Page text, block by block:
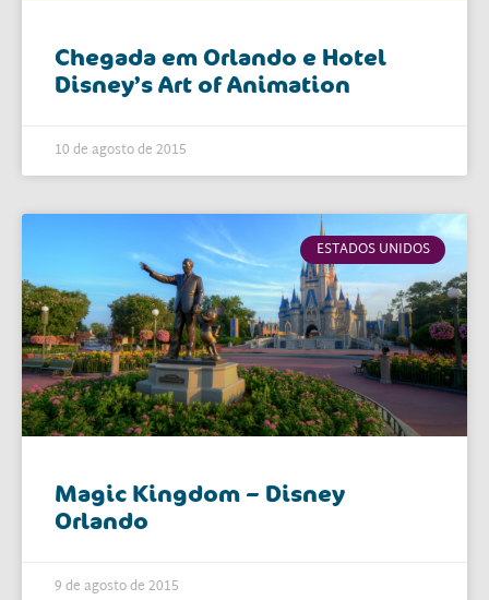
Chegada em Orlando e Hotel
Disney’s Art of Animation
10 de agosto de 2015
ESTADOS UNIDOS
Magic Kingdom – Disney
Orlando
9 de agosto de 2015